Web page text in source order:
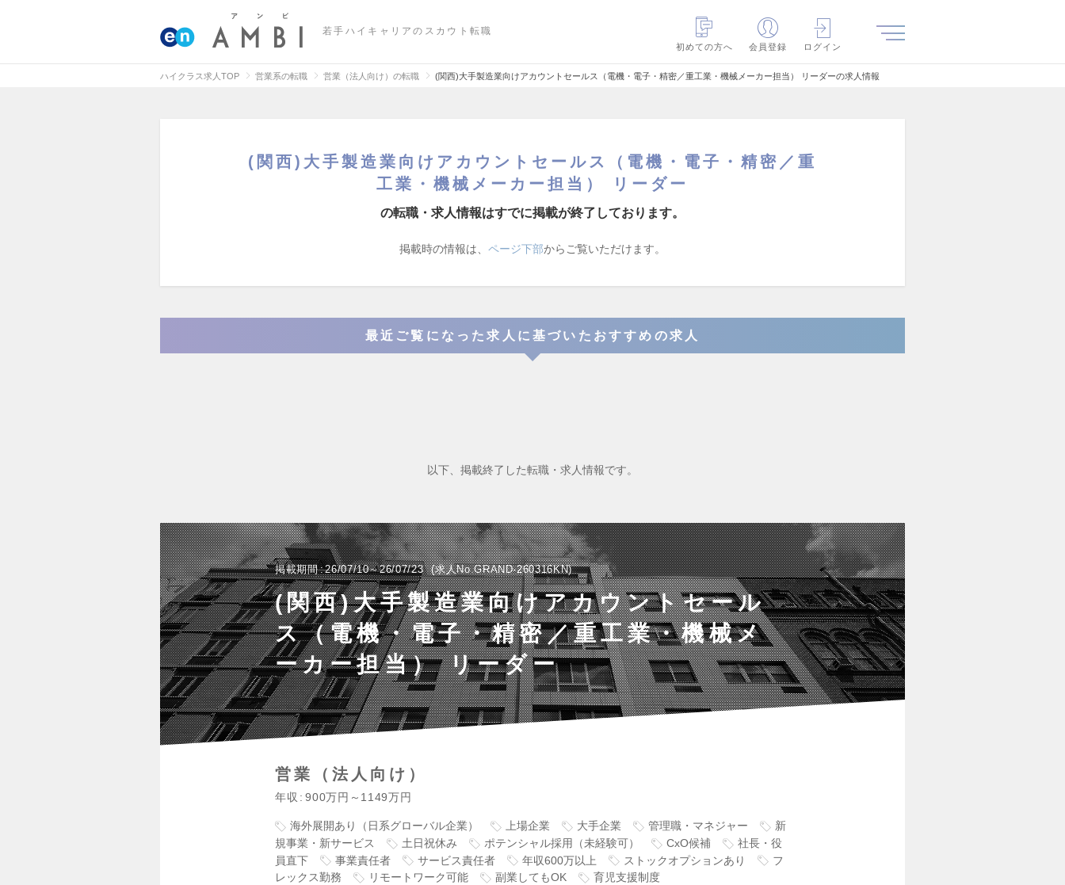
若手ハイキャリアのスカウト転職
初めての方へ
会員登録 ログイン
ハイクラス求人TOP 営業系の転職 営業（法人向け）の転職 (関西)大手製造業向けアカウントセールス（電機・電子・精密／重工業・機械メーカー担当） リーダーの求人情報
(関西)大手製造業向けアカウントセールス（電機・電子・精密／重
工業・機械メーカー担当） リーダー
の転職・求人情報はすでに掲載が終了しております。
掲載時の情報は、 ページ下部からご覧いただけます。
最近ご覧になった求人に基づいたおすすめの求人
以下、掲載終了した転職・求人情報です。
掲載期間 26/07/10～26/07/23 求人No.GRAND-260316KN
(関西)大手製造業向けアカウントセール
ス（電機・電子・精密／重工業・機械メ
ーカー担当） リーダー
営業（法人向け）
年収 900万円～1149万円
海外展開あり（日系グローバル企業） 上場企業 大手企業 管理職・マネジャー
新
規事業・新サービス
土日祝休み ポテンシャル採用（未経験可） CxO候補
社長・役
員直下
事業責任者 サービス責任者 年収600万以上 ストックオプションあり
フ
レックス勤務
リモートワーク可能 副業してもOK 育児支援制度